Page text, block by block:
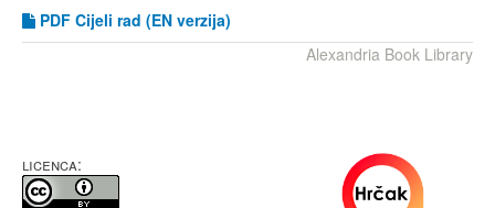
PDF Cijeli rad (EN verzija)
Alexandria Book Library
LICENCA: